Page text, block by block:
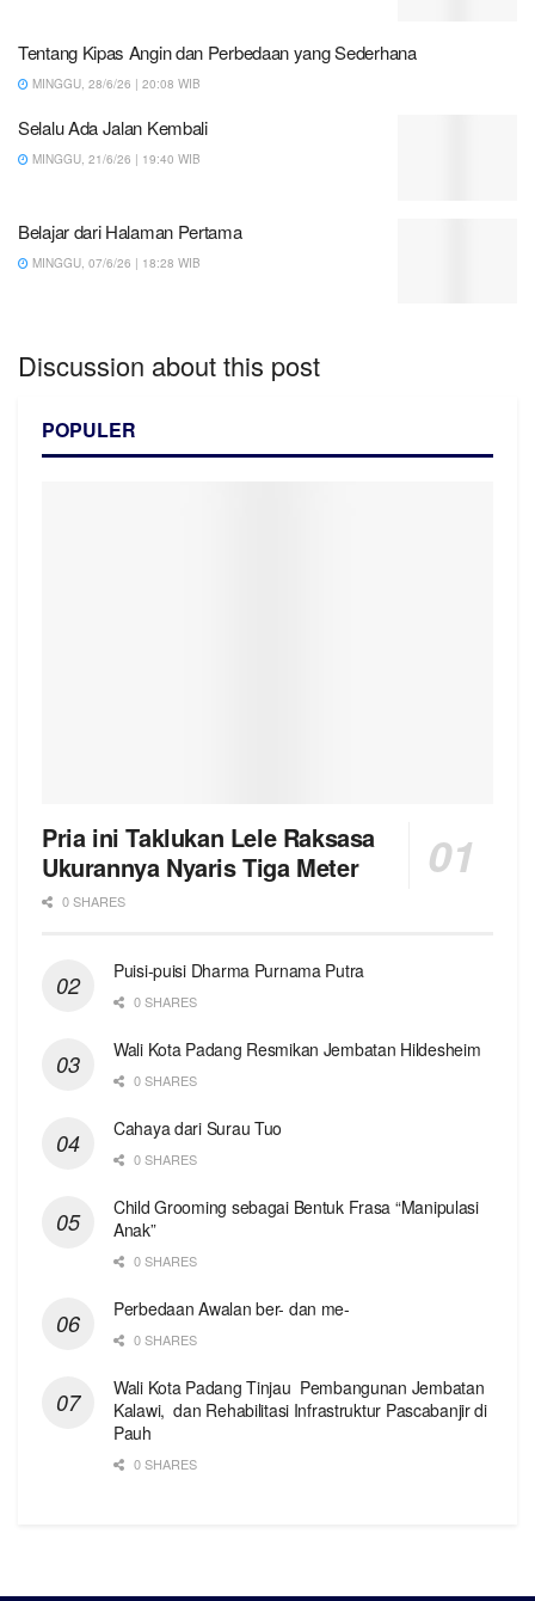
Tentang Kipas Angin dan Perbedaan yang Sederhana
MINGGU, 28/6/26 | 20:08 WIB
Selalu Ada Jalan Kembali
MINGGU, 21/6/26 | 19:40 WIB
Belajar dari Halaman Pertama
MINGGU, 07/6/26 | 18:28 WIB
Discussion about this post
POPULER
Pria ini Taklukan Lele Raksasa
Ukurannya Nyaris Tiga Meter
0 SHARES
Puisi-puisi Dharma Purnama Putra
0 SHARES
Wali Kota Padang Resmikan Jembatan Hildesheim
0 SHARES
Cahaya dari Surau Tuo
0 SHARES
Child Grooming sebagai Bentuk Frasa “Manipulasi
Anak”
0 SHARES
Perbedaan Awalan ber- dan me-
0 SHARES
Wali Kota Padang Tinjau Pembangunan Jembatan
Kalawi, dan Rehabilitasi Infrastruktur Pascabanjir di
Pauh
0 SHARES